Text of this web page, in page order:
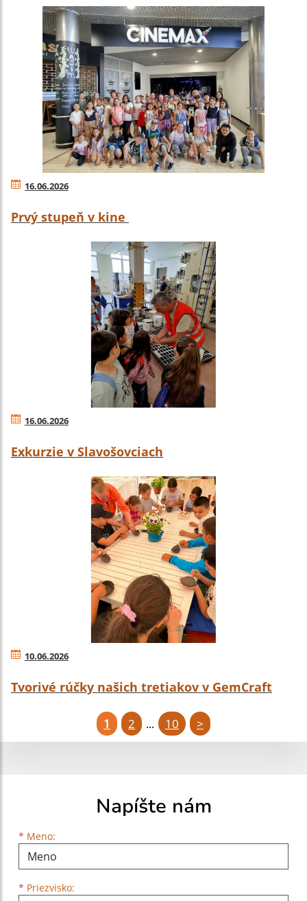
16.06.2026
Prvý stupeň v kine
16.06.2026
Exkurzie v Slavošovciach
10.06.2026
Tvorivé rúčky našich tretiakov v GemCraft
1 2 ... 10 >
Napíšte nám
* Meno:
Meno
* Priezvisko:
Priezvisko
E-mailová adresa